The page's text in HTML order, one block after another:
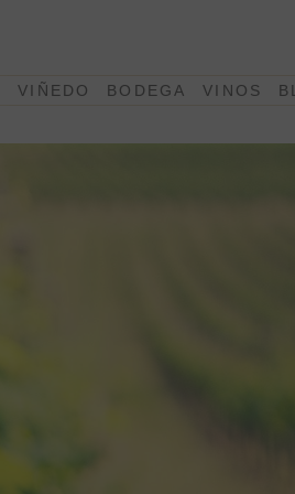
VIÑEDO BODEGA VINOS